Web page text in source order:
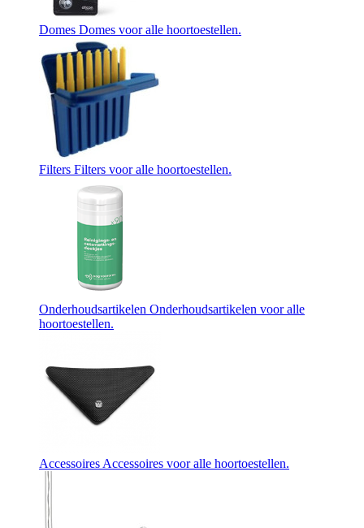
Domes Domes voor alle hoortoestellen.
Filters Filters voor alle hoortoestellen.
Onderhoudsartikelen Onderhoudsartikelen voor alle
hoortoestellen.
Accessoires Accessoires voor alle hoortoestellen.